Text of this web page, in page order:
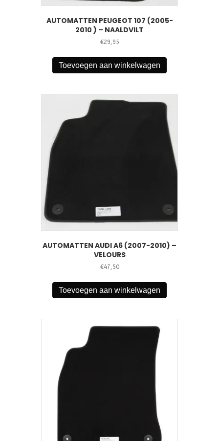
AUTOMATTEN PEUGEOT 107 (2005-
2010 ) – NAALDVILT
€29,95
Toevoegen aan winkelwagen
AUTOMATTEN AUDI A6 (2007-2010) –
VELOURS
€47,50
Toevoegen aan winkelwagen